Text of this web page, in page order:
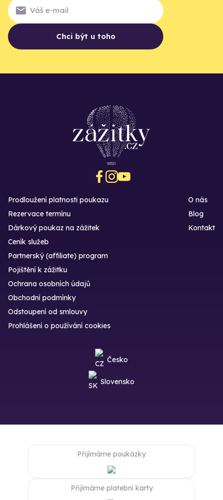
Chci být u toho
Prodloužení platnosti poukazu
Rezervace termínu
Dárkový poukaz na zážitek
O nás
Blog
Kontakt
Ceník služeb
Partnerský (affiliate) program
Pojištění k zážitku
Ochrana osobních údajů
Obchodní podmínky
Odstoupení od smlouvy
Prohlášení o používání cookies
Česko
Slovensko
Přijímáme poukázky
Přijímáme platební karty